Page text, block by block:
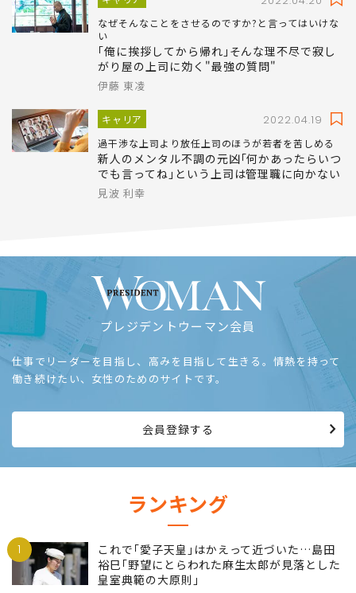
なぜそんなことをさせるのですか?と言ってはいけな
い
｢俺に挨拶してから帰れ｣そんな理不尽で寂し
がり屋の上司に効く"最強の質問"
伊藤 東凌
キャリア 2022.04.19
過干渉な上司より放任上司のほうが若者を苦しめる
新人のメンタル不調の元凶｢何かあったらいつ
でも言ってね｣という上司は管理職に向かない
見波 利幸
プレジデントウーマン会員
仕事でリーダーを目指し、高みを目指して生きる。情熱を持って
働き続けたい、女性のためのサイトです。
会員登録する
ランキング
1
これで｢愛子天皇｣はかえって近づいた…島田
裕巳｢野望にとらわれた麻生太郎が見落とした
皇室典範の大原則｣